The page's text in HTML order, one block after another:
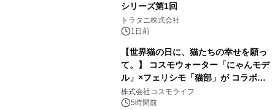
シリーズ第1回
トラタニ株式会社
1日前
【世界猫の日に、猫たちの幸せを願っ
て。】 コスモウォーター「にゃんモデ
ル」×フェリシモ「猫部」が コラボキ
ャンペーンを実施
株式会社コスモライフ
5時間前